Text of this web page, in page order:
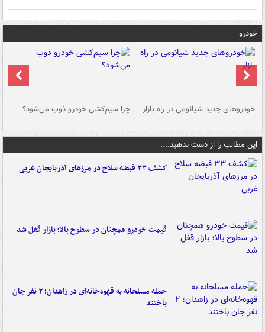
خودرو
خودروهای جدید شیائومی در راه بازار چرا سیم‌کشی خودرو ذوب می‌شود؟
این مطالب را از دست ندهید....
کشف ۳۳ قبضه سلاح در مرزهای آذربایجان غربی
قیمت خودرو همچنان در سطوح بالا؛ بازار قفل شد
حمله مسلحانه به قهوه‌خانه‌ای در زاهدان؛ ۲ نفر جان
باختند